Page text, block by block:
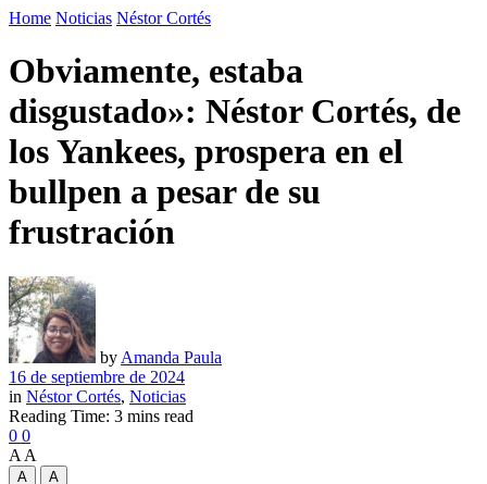
Home Noticias Néstor Cortés
Obviamente, estaba
disgustado»: Néstor Cortés, de
los Yankees, prospera en el
bullpen a pesar de su
frustración
by Amanda Paula
16 de septiembre de 2024
in Néstor Cortés, Noticias
Reading Time: 3 mins read
0 0
A A
A
A